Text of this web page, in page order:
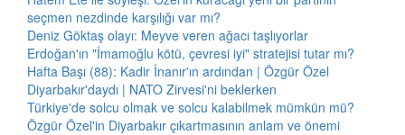
seçmen nezdinde karşılığı var mı?
Deniz Göktaş olayı: Meyve veren ağacı taşlıyorlar
Erdoğan'ın "İmamoğlu kötü, çevresi iyi" stratejisi tutar mı?
Hafta Başı (88): Kadir İnanır'ın ardından | Özgür Özel
Diyarbakır'daydı | NATO Zirvesi'ni beklerken
Türkiye'de solcu olmak ve solcu kalabilmek mümkün mü?
Özgür Özel'in Diyarbakır çıkartmasının anlam ve önemi